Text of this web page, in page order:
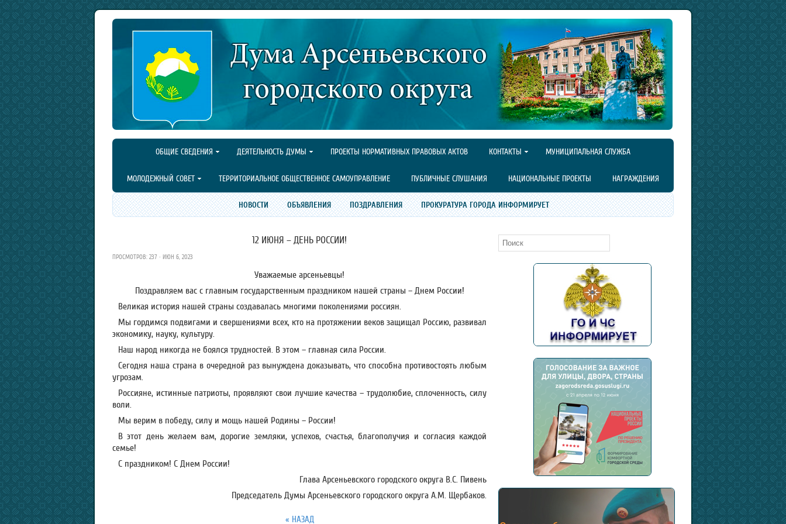
ОБЩИЕ СВЕДЕНИЯ ДЕЯТЕЛЬНОСТЬ ДУМЫ ПРОЕКТЫ НОРМАТИВНЫХ ПРАВОВЫХ АКТОВ КОНТАКТЫ МУНИЦИПАЛЬНАЯ СЛУЖБА
МОЛОДЕЖНЫЙ СОВЕТ ТЕРРИТОРИАЛЬНОЕ ОБЩЕСТВЕННОЕ САМОУПРАВЛЕНИЕ ПУБЛИЧНЫЕ СЛУШАНИЯ НАЦИОНАЛЬНЫЕ ПРОЕКТЫ НАГРАЖДЕНИЯ
НОВОСТИ ОБЪЯВЛЕНИЯ ПОЗДРАВЛЕНИЯ ПРОКУРАТУРА ГОРОДА ИНФОРМИРУЕТ
12 ИЮНЯ – ДЕНЬ РОССИИ!
ПРОСМОТРОВ: 237 · ИЮН 6, 2023
Уважаемые арсеньевцы!
Поздравляем вас с главным государственным праздником нашей страны – Днем России!
Великая история нашей страны создавалась многими поколениями россиян.
Мы гордимся подвигами и свершениями всех, кто на протяжении веков защищал Россию, развивал
экономику, науку, культуру.
Наш народ никогда не боялся трудностей. В этом – главная сила России.
Сегодня наша страна в очередной раз вынуждена доказывать, что способна противостоять любым
угрозам.
Россияне, истинные патриоты, проявляют свои лучшие качества – трудолюбие, сплоченность, силу
воли.
Мы верим в победу, силу и мощь нашей Родины – России!
В этот день желаем вам, дорогие земляки, успехов, счастья, благополучия и согласия каждой
семье!
С праздником! С Днем России!
Глава Арсеньевского городского округа В.С. Пивень
Председатель Думы Арсеньевского городского округа А.М. Щербаков.
« НАЗАД
Поиск